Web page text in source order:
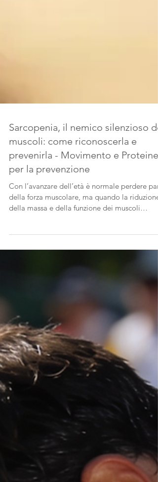
Sarcopenia, il nemico silenzioso
muscoli: come riconoscerla e
prevenirla - Movimento e Proteine
per la prevenzione
della massa e della funzione dei muscoli
compromette l’autonomia si parla di
aumenta il rischio di cadute, fratture, ricoveri e